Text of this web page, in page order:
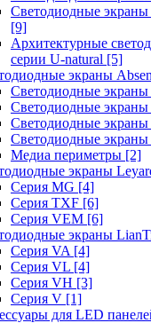
Светодиодные
[9]
Архитектурные
серии U-natural [5]
экраны Absen
Светодиодные экраны
Светодиодные экраны
Светодиодные экраны
Светодиодные
Медиа периметры [2]
экраны
Серия MG [4]
Серия TXF [6]
Серия VEM [6]
экраны
Серия VA [4]
Серия VL [4]
Серия VH [3]
Серия V [1]
для LED